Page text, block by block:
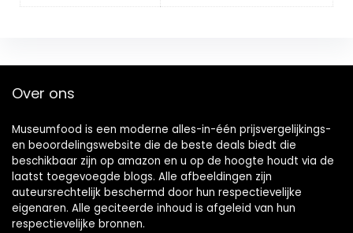
Over ons
Museumfood is een moderne alles-in-één prijsvergelijkings-
en beoordelingswebsite die de beste deals biedt die
beschikbaar zijn op amazon en u op de hoogte houdt via de
laatst toegevoegde blogs. Alle afbeeldingen zijn
auteursrechtelijk beschermd door hun respectievelijke
eigenaren. Alle geciteerde inhoud is afgeleid van hun
respectievelijke bronnen.